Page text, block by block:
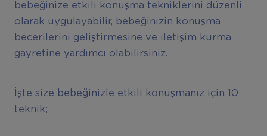
bebeğinize etkili konuşma tekniklerini düzenli
olarak uygulayabilir, bebeğinizin konuşma
becerilerini geliştirmesine ve iletişim kurma
gayretine yardımcı olabilirsiniz.
İşte size bebeğinizle etkili konuşmanız için 10
teknik;